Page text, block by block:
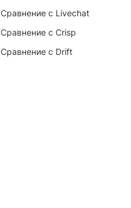
Сравнение с Livechat
Сравнение с Crisp
Сравнение с Drift